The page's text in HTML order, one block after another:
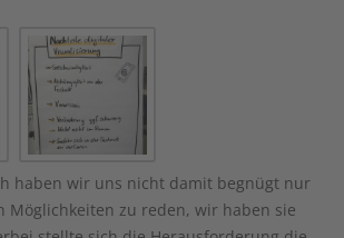
haben wir uns nicht damit begnügt nur
Möglichkeiten zu reden, wir haben sie